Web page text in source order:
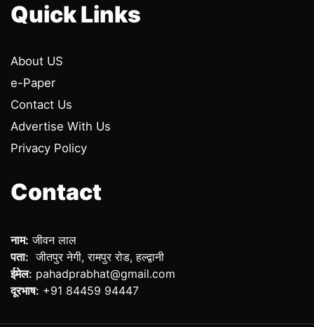
Quick Links
About US
e-Paper
Contact Us
Advertise With Us
Privacy Policy
Contact
नाम: जीवन लाल
पता: जीतपुर नेगी, रामपुर रोड, हल्द्वानी
ईमेल: pahadprabhat@gmail.com
दूरभाष: +91 84459 94447